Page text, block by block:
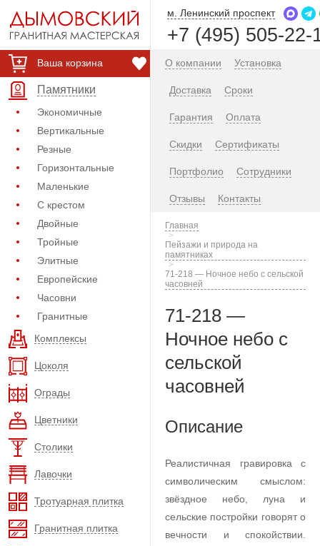
Ваша корзина
Памятники
Экономичные
Вертикальные
Резные
Горизонтальные
Маленькие
С крестом
Двойные
Тройные
Элитные
Европейские
Часовни
Гранитные
Комплексы
Цоколя
Ограды
Цветники
Столики
Лавочки
Тротуарная плитка
Гранитная плитка
м. Ленинский проспект
+7 (495) 505-22-
О компании Установка
Доставка Сроки
Гарантия Оплата
Скидки Сертификаты
Портфолио Сотрудники
Отзывы Контакты
Главная
Пейзажи и природа на
памятниках
71-218 — Ночное небо с сельской
часовней
71-218 —
Ночное небо с
сельской
часовней
Описание
Реалистичная гравировка с
символическим смыслом:
звёздное небо, луна и
сельские постройки говорят о
вечности и спокойствии.